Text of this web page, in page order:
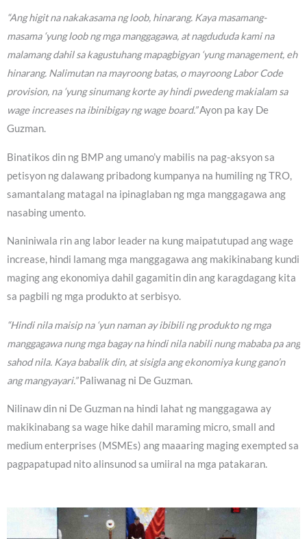
“Ang higit na nakakasama ng loob, hinarang. Kaya masamang-
masama ‘yung loob ng mga manggagawa, at nagdududa kami na
malamang dahil sa kagustuhang mapagbigyan ‘yung management, eh
hinarang. Nalimutan na mayroong batas, o mayroong Labor Code
provision, na ‘yung sinumang korte ay hindi pwedeng makialam sa
wage increases na ibinibigay ng wage board.”Ayon pa kay De
Guzman.
Binatikos din ng BMP ang umano’y mabilis na pag-aksyon sa
petisyon ng dalawang pribadong kumpanya na humiling ng TRO,
samantalang matagal na ipinaglaban ng mga manggagawa ang
nasabing umento.
Naniniwala rin ang labor leader na kung maipatutupad ang wage
increase, hindi lamang mga manggagawa ang makikinabang kundi
maging ang ekonomiya dahil gagamitin din ang karagdagang kita
sa pagbili ng mga produkto at serbisyo.
“Hindi nila maisip na ‘yun naman ay ibibili ng produkto ng mga
manggagawa nung mga bagay na hindi nila nabili nung mababa pa ang
sahod nila. Kaya babalik din, at sisigla ang ekonomiya kung gano’n
ang mangyayari.”Paliwanag ni De Guzman.
Nilinaw din ni De Guzman na hindi lahat ng manggagawa ay
makikinabang sa wage hike dahil maraming micro, small and
medium enterprises (MSMEs) ang maaaring maging exempted sa
pagpapatupad nito alinsunod sa umiiral na mga patakaran.